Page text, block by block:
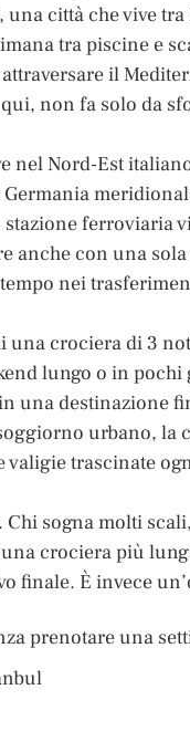
città che vive
tra piscine e
il
non fa solo da
nel Nord-Est
ferroviaria
anche con una
nei
crociera di 3
lungo o in
una destinazione
urbano, la
trascinate
sogna molti
crociera più
finale. È invece
prenotare una